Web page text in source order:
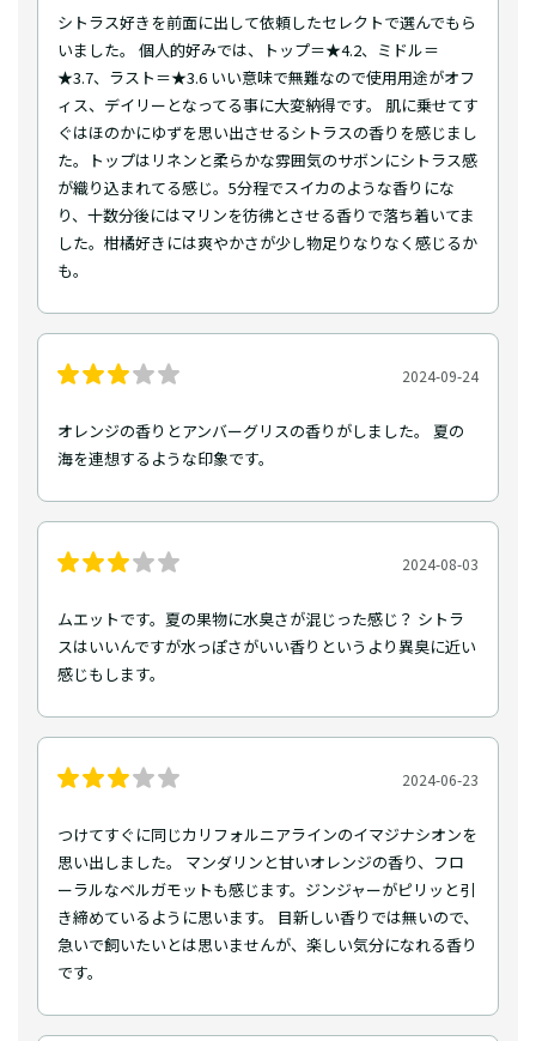
シトラス好きを前面に出して依頼したセレクトで選んでもら
いました。 個人的好みでは、トップ＝★4.2、ミドル＝
★3.7、ラスト＝★3.6 いい意味で無難なので使用用途がオフ
ィス、デイリーとなってる事に大変納得です。 肌に乗せてす
ぐはほのかにゆずを思い出させるシトラスの香りを感じまし
た。トップはリネンと柔らかな雰囲気のサボンにシトラス感
が織り込まれてる感じ。5分程でスイカのような香りにな
り、十数分後にはマリンを彷彿とさせる香りで落ち着いてま
した。柑橘好きには爽やかさが少し物足りなりなく感じるか
も。
2024-09-24
オレンジの香りとアンバーグリスの香りがしました。 夏の
海を連想するような印象です。
2024-08-03
ムエットです。夏の果物に水臭さが混じった感じ？ シトラ
スはいいんですが水っぽさがいい香りというより異臭に近い
感じもします。
2024-06-23
つけてすぐに同じカリフォルニアラインのイマジナシオンを
思い出しました。 マンダリンと甘いオレンジの香り、フロ
ーラルなベルガモットも感じます。ジンジャーがピリッと引
き締めているように思います。 目新しい香りでは無いので、
急いで飼いたいとは思いませんが、楽しい気分になれる香り
です。